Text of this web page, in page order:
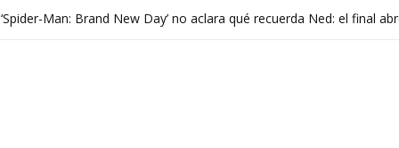
‘Spider-Man: Brand New Day’ no aclara qué recuerda Ned: el final